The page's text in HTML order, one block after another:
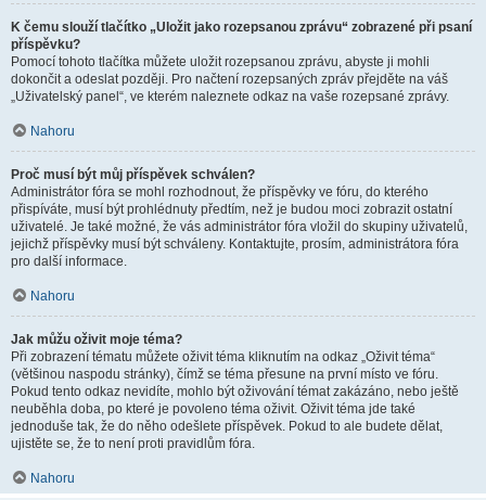
K čemu slouží tlačítko „Uložit jako rozepsanou zprávu“ zobrazené při psaní
příspěvku?
Pomocí tohoto tlačítka můžete uložit rozepsanou zprávu, abyste ji mohli
dokončit a odeslat později. Pro načtení rozepsaných zpráv přejděte na váš
„Uživatelský panel“, ve kterém naleznete odkaz na vaše rozepsané zprávy.
Nahoru
Proč musí být můj příspěvek schválen?
Administrátor fóra se mohl rozhodnout, že příspěvky ve fóru, do kterého
přispíváte, musí být prohlédnuty předtím, než je budou moci zobrazit ostatní
uživatelé. Je také možné, že vás administrátor fóra vložil do skupiny uživatelů,
jejichž příspěvky musí být schváleny. Kontaktujte, prosím, administrátora fóra
pro další informace.
Nahoru
Jak můžu oživit moje téma?
Při zobrazení tématu můžete oživit téma kliknutím na odkaz „Oživit téma“
(většinou naspodu stránky), čímž se téma přesune na první místo ve fóru.
Pokud tento odkaz nevidíte, mohlo být oživování témat zakázáno, nebo ještě
neuběhla doba, po které je povoleno téma oživit. Oživit téma jde také
jednoduše tak, že do něho odešlete příspěvek. Pokud to ale budete dělat,
ujistěte se, že to není proti pravidlům fóra.
Nahoru